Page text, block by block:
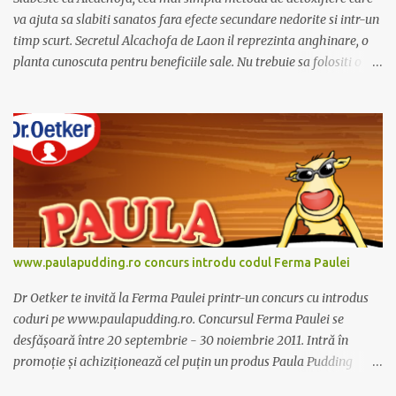
va ajuta sa slabiti sanatos fara efecte secundare nedorite si intr-un
timp scurt. Secretul Alcachofa de Laon il reprezinta anghinare, o
planta cunoscuta pentru beneficiile sale. Nu trebuie sa folositi o
www.paulapudding.ro concurs introdu codul Ferma Paulei
Dr Oetker te invită la Ferma Paulei printr-un concurs cu introdus
coduri pe www.paulapudding.ro. Concursul Ferma Paulei se
desfășoară între 20 septembrie - 30 noiembrie 2011. Intră în
promoție și achiziționează cel puțin un produs Paula Pudding